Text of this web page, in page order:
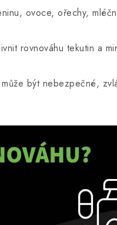
ovoce, ořechy,
rovnováhu tekutin a
být nebezpečné,